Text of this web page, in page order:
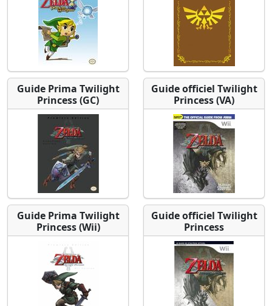
Guide Prima Twilight
Princess (GC)
Guide officiel Twilight
Princess (VA)
Guide Prima Twilight
Princess (Wii)
Guide officiel Twilight
Princess